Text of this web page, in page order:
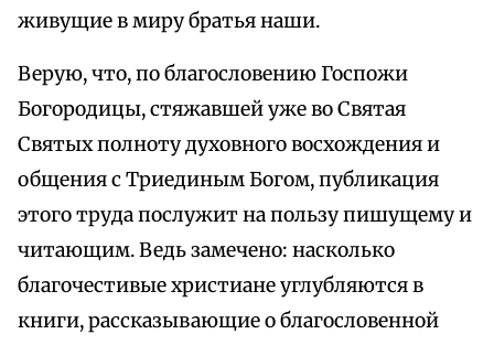
живущие в миру братья наши.
Верую, что, по благословению Госпожи
Богородицы, стяжавшей уже во Святая
Святых полноту духовного восхождения и
общения с Триединым Богом, публикация
этого труда послужит на пользу пишущему и
читающим. Ведь замечено: насколько
благочестивые христиане углубляются в
книги, рассказывающие о благословенной